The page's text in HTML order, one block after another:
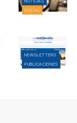
SOCIAL
NEWSLETTERS
PUBLICACIONES